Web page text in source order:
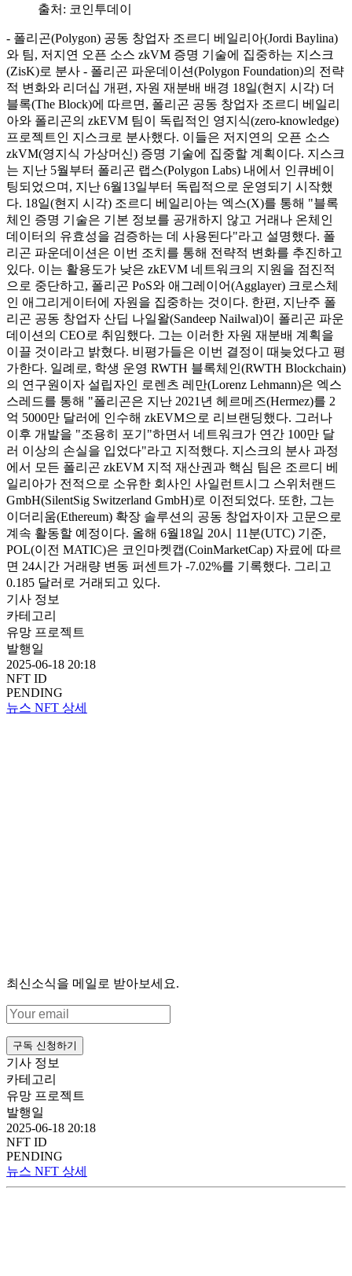
출처: 코인투데이
- 폴리곤(Polygon) 공동 창업자 조르디 베일리아(Jordi Baylina)
와 팀, 저지연 오픈 소스 zkVM 증명 기술에 집중하는 지스크
(ZisK)로 분사 - 폴리곤 파운데이션(Polygon Foundation)의 전략
적 변화와 리더십 개편, 자원 재분배 배경 18일(현지 시각) 더
블록(The Block)에 따르면, 폴리곤 공동 창업자 조르디 베일리
아와 폴리곤의 zkEVM 팀이 독립적인 영지식(zero-knowledge)
프로젝트인 지스크로 분사했다. 이들은 저지연의 오픈 소스
zkVM(영지식 가상머신) 증명 기술에 집중할 계획이다. 지스크
는 지난 5월부터 폴리곤 랩스(Polygon Labs) 내에서 인큐베이
팅되었으며, 지난 6월13일부터 독립적으로 운영되기 시작했
다. 18일(현지 시각) 조르디 베일리아는 엑스(X)를 통해 "블록
체인 증명 기술은 기본 정보를 공개하지 않고 거래나 온체인
데이터의 유효성을 검증하는 데 사용된다"라고 설명했다. 폴
리곤 파운데이션은 이번 조치를 통해 전략적 변화를 추진하고
있다. 이는 활용도가 낮은 zkEVM 네트워크의 지원을 점진적
으로 중단하고, 폴리곤 PoS와 애그레이어(Agglayer) 크로스체
인 애그리게이터에 자원을 집중하는 것이다. 한편, 지난주 폴
리곤 공동 창업자 산딥 나일왈(Sandeep Nailwal)이 폴리곤 파운
데이션의 CEO로 취임했다. 그는 이러한 자원 재분배 계획을
이끌 것이라고 밝혔다. 비평가들은 이번 결정이 때늦었다고 평
가한다. 일례로, 학생 운영 RWTH 블록체인(RWTH Blockchain)
의 연구원이자 설립자인 로렌츠 레만(Lorenz Lehmann)은 엑스
스레드를 통해 "폴리곤은 지난 2021년 헤르메즈(Hermez)를 2
억 5000만 달러에 인수해 zkEVM으로 리브랜딩했다. 그러나
이후 개발을 "조용히 포기"하면서 네트워크가 연간 100만 달
러 이상의 손실을 입었다"라고 지적했다. 지스크의 분사 과정
에서 모든 폴리곤 zkEVM 지적 재산권과 핵심 팀은 조르디 베
일리아가 전적으로 소유한 회사인 사일런트시그 스위처랜드
GmbH(SilentSig Switzerland GmbH)로 이전되었다. 또한, 그는
이더리움(Ethereum) 확장 솔루션의 공동 창업자이자 고문으로
계속 활동할 예정이다. 올해 6월18일 20시 11분(UTC) 기준,
POL(이전 MATIC)은 코인마켓캡(CoinMarketCap) 자료에 따르
면 24시간 거래량 변동 퍼센트가 -7.02%를 기록했다. 그리고
0.185 달러로 거래되고 있다.
기사 정보
카테고리
유망 프로젝트
발행일
2025-06-18 20:18
NFT ID
PENDING
뉴스 NFT 상세
최신소식을 메일로 받아보세요.
구독 신청하기
기사 정보
카테고리
유망 프로젝트
발행일
2025-06-18 20:18
NFT ID
PENDING
뉴스 NFT 상세